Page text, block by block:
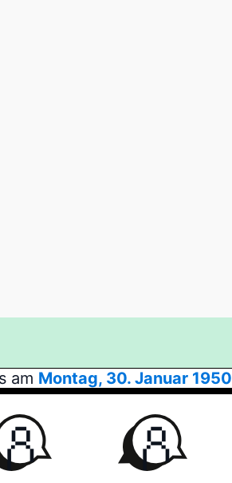
am Montag, 30. Januar 1950